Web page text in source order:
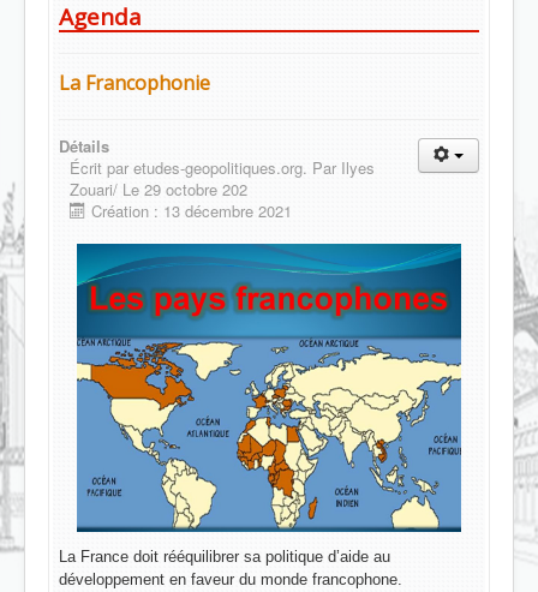
Agenda
La Francophonie
Détails
Écrit par etudes-geopolitiques.org. Par Ilyes
Zouari/ Le 29 octobre 202
Création : 13 décembre 2021
La France doit rééquilibrer sa politique d’aide au
développement en faveur du monde francophone.